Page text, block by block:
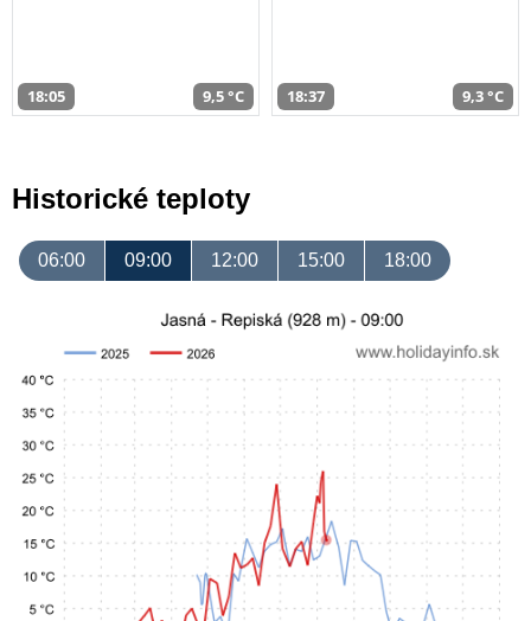
18:05 9,5 °C 18:37 9,3 °C
Historické teploty
06:00 09:00 12:00 15:00 18:00